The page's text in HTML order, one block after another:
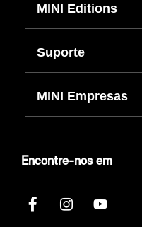
MINI Editions
Suporte
MINI Empresas
Encontre-nos em